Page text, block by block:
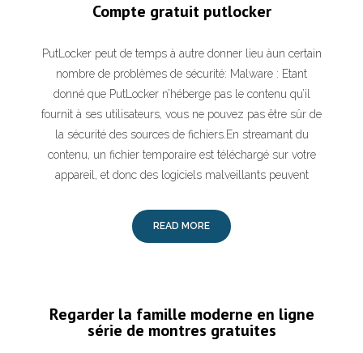
Compte gratuit putlocker
PutLocker peut de temps à autre donner lieu àun certain
nombre de problèmes de sécurité: Malware : Etant
donné que PutLocker n’héberge pas le contenu qu’il
fournit à ses utilisateurs, vous ne pouvez pas être sûr de
la sécurité des sources de fichiers.En streamant du
contenu, un fichier temporaire est téléchargé sur votre
appareil, et donc des logiciels malveillants peuvent
READ MORE
Regarder la famille moderne en ligne
série de montres gratuites